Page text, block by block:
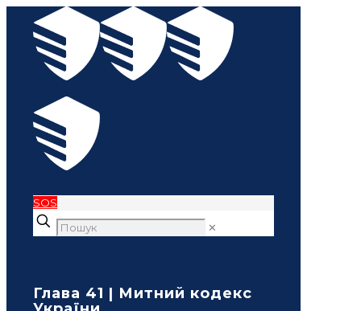
SOS
✕
Глава 41 | Митний кодекс